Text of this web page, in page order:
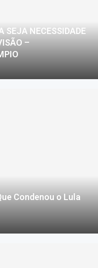
SEJA NECESSIDADE
–
Condenou o Lula